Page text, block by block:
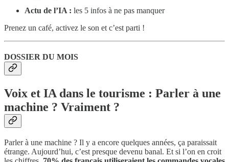
Actu de l’IA : les 5 infos à ne pas manquer
Prenez un café, activez le son et c’est parti !
DOSSIER DU MOIS
Voix et IA dans le tourisme : Parler à une
machine ? Vraiment ?
Parler à une machine ? Il y a encore quelques années, ça paraissait
étrange. Aujourd’hui, c’est presque devenu banal. Et si l’on en croit